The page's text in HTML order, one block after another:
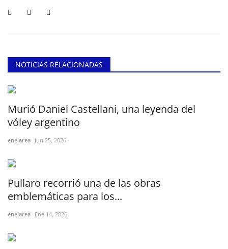
NOTICIAS RELACIONADAS
Murió Daniel Castellani, una leyenda del
vóley argentino
enelarea Jun 25, 2026
Pullaro recorrió una de las obras
emblemáticas para los...
enelarea Ene 14, 2026